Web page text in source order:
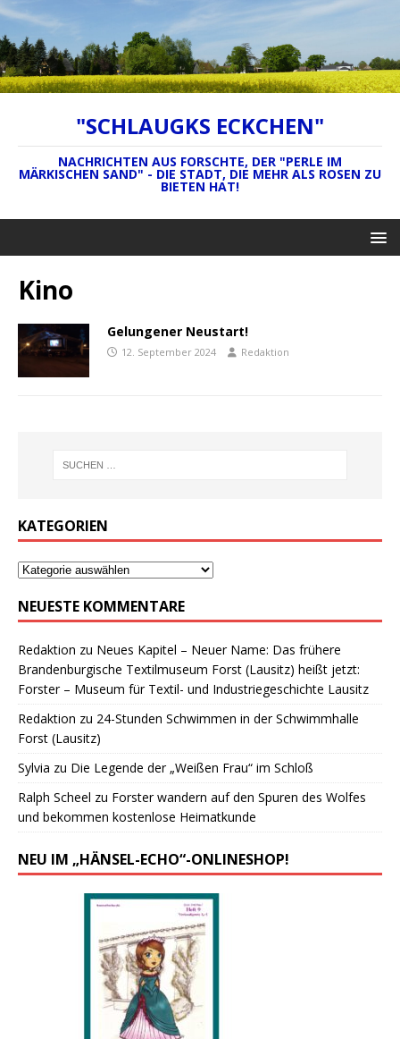
"SCHLAUGKS ECKCHEN"
NACHRICHTEN AUS FORSCHTE, DER "PERLE IM
MÄRKISCHEN SAND" - DIE STADT, DIE MEHR ALS ROSEN ZU
BIETEN HAT!
Kino
Gelungener Neustart!
12. September 2024 Redaktion
KATEGORIEN
NEUESTE KOMMENTARE
Redaktion zu Neues Kapitel – Neuer Name: Das frühere
Brandenburgische Textilmuseum Forst (Lausitz) heißt jetzt:
Forster – Museum für Textil- und Industriegeschichte Lausitz
Redaktion zu 24-Stunden Schwimmen in der Schwimmhalle
Forst (Lausitz)
Sylvia zu Die Legende der „Weißen Frau“ im Schloß
Ralph Scheel zu Forster wandern auf den Spuren des Wolfes
und bekommen kostenlose Heimatkunde
NEU IM „HÄNSEL-ECHO“-ONLINESHOP!